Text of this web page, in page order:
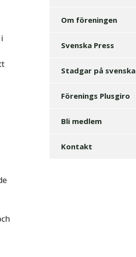
Om föreningen
Svenska Press
Stadgar på svenska
Förenings Plusgiro
Bli medlem
Kontakt